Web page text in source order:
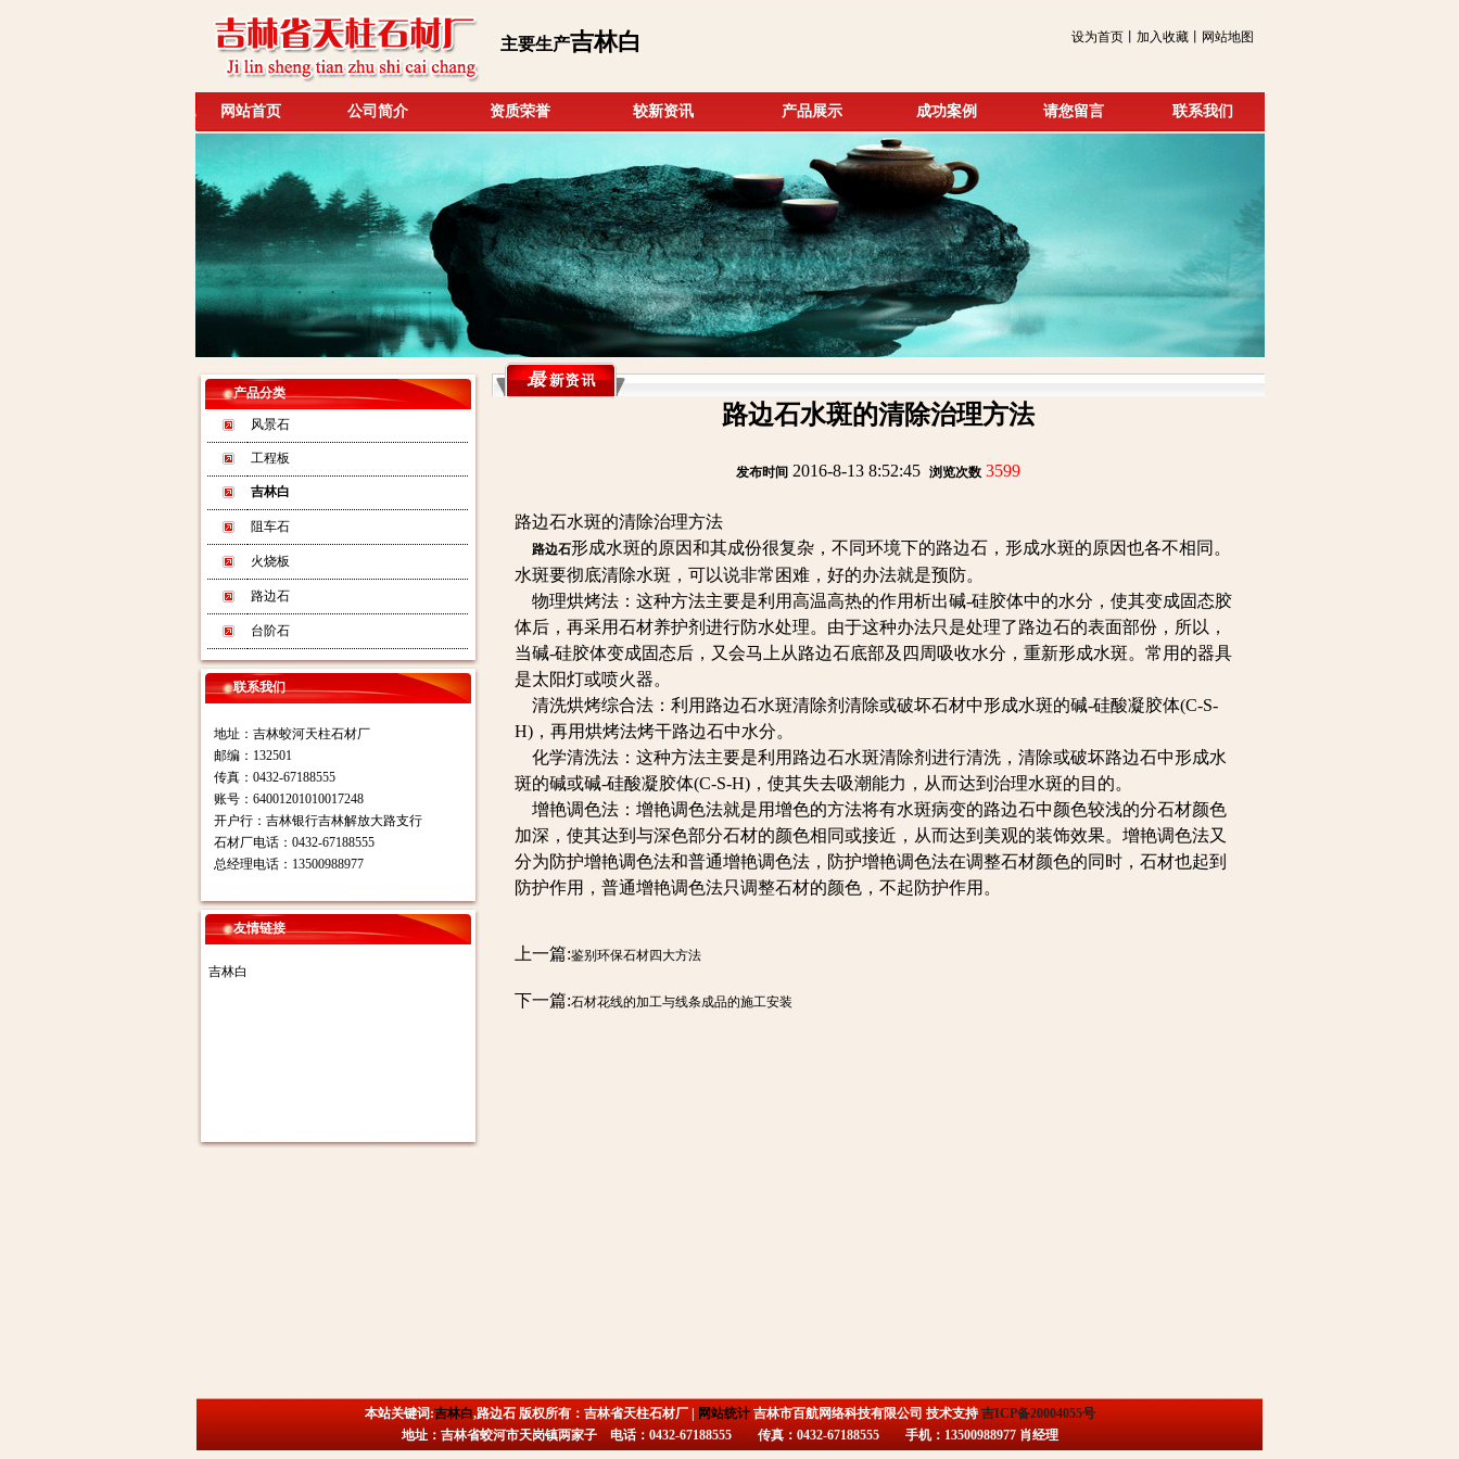
主要生产吉林白 设为首页丨加入收藏丨网站地图
网站首页 公司简介 资质荣誉 较新资讯 产品展示 成功案例 请您留言 联系我们
产品分类
风景石
工程板
吉林白
阻车石
火烧板
路边石
台阶石
联系我们
地址：吉林蛟河天柱石材厂
邮编：132501
传真：0432-67188555
账号：64001201010017248
开户行：吉林银行吉林解放大路支行
石材厂电话：0432-67188555
总经理电话：13500988977
友情链接
吉林白
路边石水斑的清除治理方法
发布时间 2016-8-13 8:52:45: 浏览次数: 3599
路边石水斑的清除治理方法
路边石形成水斑的原因和其成份很复杂，不同环境下的路边石，形成水斑的原因也各不相同。
水斑要彻底清除水斑，可以说非常困难，好的办法就是预防。
物理烘烤法：这种方法主要是利用高温高热的作用析出碱-硅胶体中的水分，使其变成固态胶
体后，再采用石材养护剂进行防水处理。由于这种办法只是处理了路边石的表面部份，所以，
当碱-硅胶体变成固态后，又会马上从路边石底部及四周吸收水分， 重新形成水斑。常用的器具
是太阳灯或喷火器。
清洗烘烤综合法：利用路边石水斑清除剂清除或破坏石材中形成水斑的碱-硅酸凝胶体(C-S-
H)，再用烘烤法烤干路边石中水分。
化学清洗法：这种方法主要是利用路边石水斑清除剂进行清洗，清除或破坏路边石中形成水
斑的碱或碱-硅酸凝胶体(C-S-H)，使其失去吸潮能力，从而达到治理水斑的目 的。
增艳调色法：增艳调色法就是用增色的方法将有水斑病变的路边石中颜色较浅的分石材颜色
加深，使其达到与深色部分石材的颜色相同或接近，从而达到美观的装饰效果。增艳调色法又
分为防护增艳调色法和普通增艳调色法，防护增艳调色法在调整石材颜色的同时，石材也起到
防护作用，普通增艳调色法只调整石材的颜色，不起防护作用。
上一篇:鉴别环保石材四大方法
下一篇:石材花线的加工与线条成品的施工安装
本站关键词:吉林白,路边石 版权所有：吉林省天柱石材厂 | 网站统计吉林市百航网络科技有限公司 技术支持吉ICP备20004055号
地址：吉林省蛟河市天岗镇两家子 电话：0432-67188555 传真：0432-67188555 手机：13500988977 肖经理